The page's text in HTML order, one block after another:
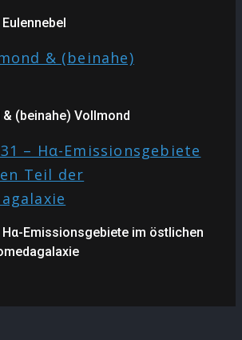
(beinahe) Vollmond
Emissionsgebiete im östlichen